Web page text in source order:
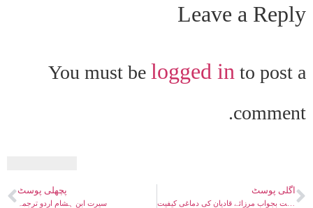
Leave a Reply
You must be logged in to post a
comment.
پچھلی پوسٹ
سیرت ابن ہشام اردو ترجمہ
اگلی پوسٹ